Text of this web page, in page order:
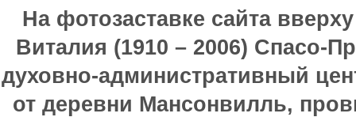
На фотозаставке сайта
Виталия (1910 – 2006) Спасо-
духовно-административный
от деревни Мансонвилль,